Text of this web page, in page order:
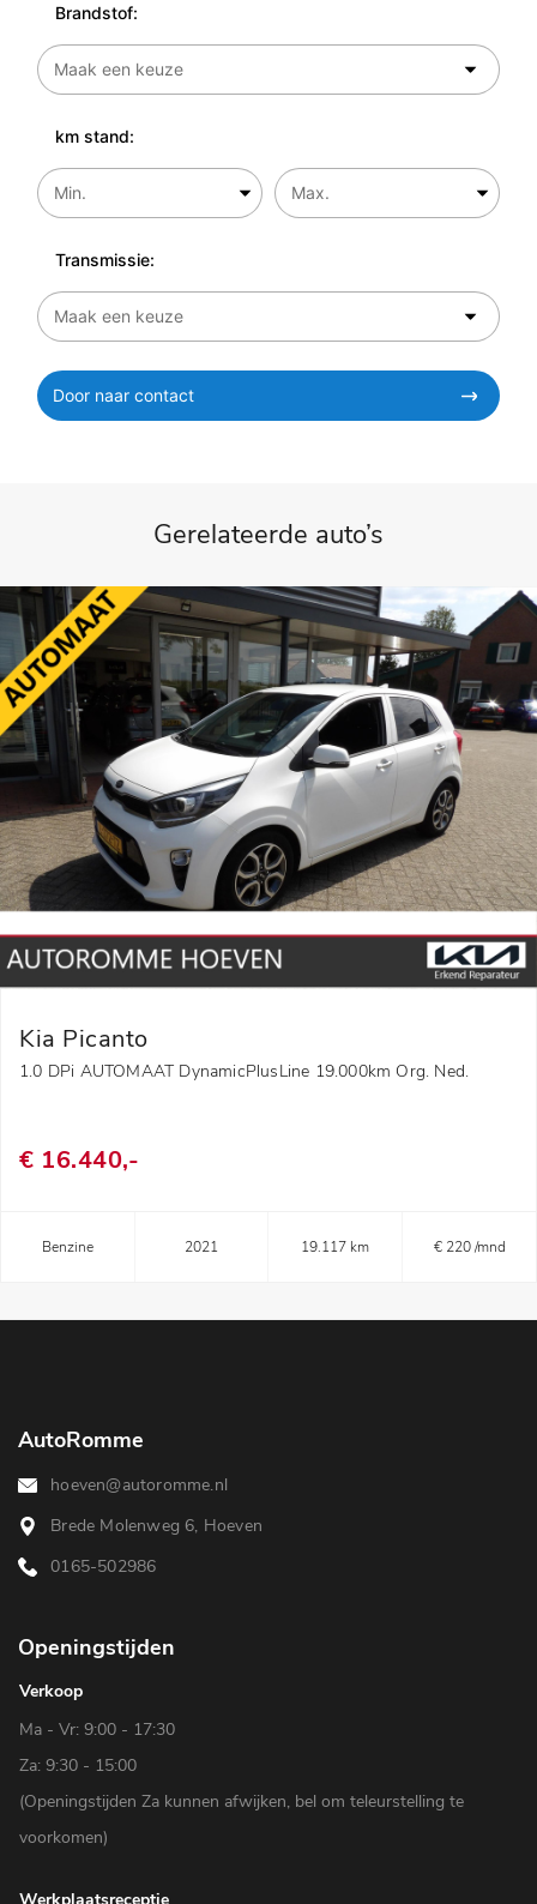
Brandstof:
km stand:
Transmissie:
Door naar contact
Gerelateerde auto’s
Kia Picanto
1.0 DPi AUTOMAAT DynamicPlusLine 19.000km Org. Ned.
€ 16.440,-
Benzine 2021 19.117 km € 220 /mnd
AutoRomme
hoeven@autoromme.nl
Brede Molenweg 6, Hoeven
0165-502986
Openingstijden
Verkoop
Ma - Vr: 9:00 - 17:30
Za: 9:30 - 15:00
(Openingstijden Za kunnen afwijken, bel om teleurstelling te
voorkomen)